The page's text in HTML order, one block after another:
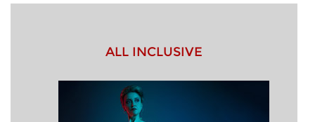
ALL INCLUSIVE